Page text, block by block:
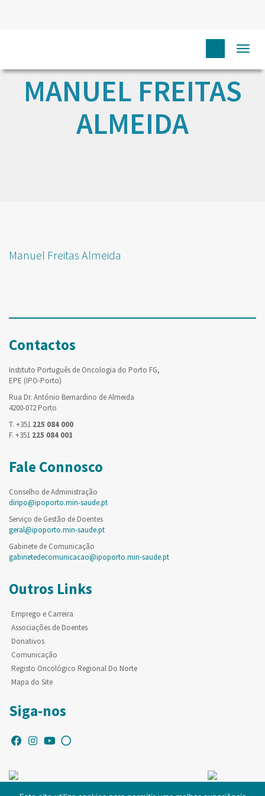
MANUEL FREITAS
ALMEIDA
Manuel Freitas Almeida
Contactos
Instituto Português de Oncologia do Porto FG,
EPE (IPO-Porto)
Rua Dr. António Bernardino de Almeida
4200-072 Porto
T. +351 225 084 000
F. +351 225 084 001
Fale Connosco
Conselho de Administração
diripo@ipoporto.min-saude.pt
Serviço de Gestão de Doentes
geral@ipoporto.min-saude.pt
Gabinete de Comunicação
gabinetedecomunicacao@ipoporto.min-saude.pt
Outros Links
Emprego e Carreira
Associações de Doentes
Donativos
Comunicação
Registo Oncológico Regional Do Norte
Mapa do Site
Siga-nos